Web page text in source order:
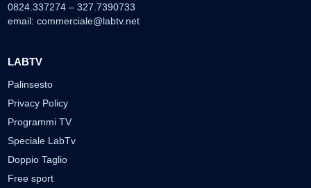
0824.337274 – 327.7390733
email: commerciale@labtv.net
LABTV
Palinsesto
Privacy Policy
Programmi TV
Speciale LabTv
Doppio Taglio
Free sport